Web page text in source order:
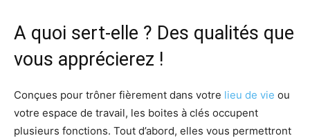
A quoi sert-elle ? Des qualités que
vous apprécierez !
Conçues pour trôner fièrement dans votre lieu de vie ou
votre espace de travail, les boites à clés occupent
plusieurs fonctions. Tout d’abord, elles vous permettront